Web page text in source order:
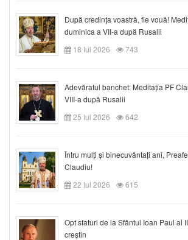
După credinţa voastră, fie vouă!
duminica a VII-a după Rusalii
18 Iul 2026
743
Adevăratul banchet: Meditația PF
VIII-a după Rusalii
25 Iul 2026
642
Întru mulți și binecuvântați ani,
Claudiu!
22 Iul 2026
615
Opt sfaturi de la Sfântul Ioan Paul al
creștin